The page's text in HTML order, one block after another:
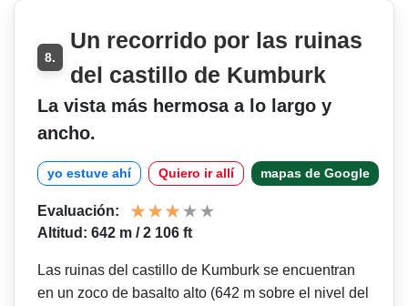
8.
Un recorrido por las ruinas
del castillo de Kumburk
La vista más hermosa a lo largo y
ancho.
yo estuve ahí Quiero ir allí mapas de Google
Evaluación:
Altitud: 642 m / 2 106 ft
Las ruinas del castillo de Kumburk se encuentran
en un zoco de basalto alto (642 m sobre el nivel del